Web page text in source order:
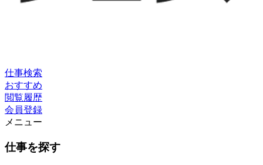
仕事検索
おすすめ
閲覧履歴
会員登録
メニュー
仕事を探す